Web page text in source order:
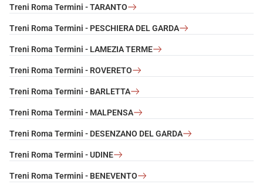
Treni Roma Termini - TARANTO
Treni Roma Termini - PESCHIERA DEL GARDA
Treni Roma Termini - LAMEZIA TERME
Treni Roma Termini - ROVERETO
Treni Roma Termini - BARLETTA
Treni Roma Termini - MALPENSA
Treni Roma Termini - DESENZANO DEL GARDA
Treni Roma Termini - UDINE
Treni Roma Termini - BENEVENTO